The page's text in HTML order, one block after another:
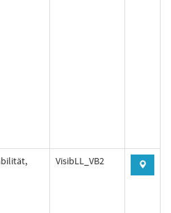
VisibLL_VB2